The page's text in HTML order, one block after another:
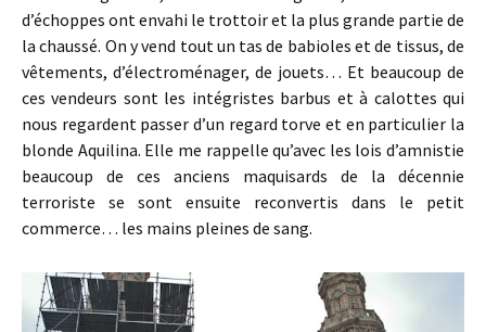
d’échoppes ont envahi le trottoir et la plus grande partie de
la chaussé. On y vend tout un tas de babioles et de tissus, de
vêtements, d’électroménager, de jouets… Et beaucoup de
ces vendeurs sont les intégristes barbus et à calottes qui
nous regardent passer d’un regard torve et en particulier la
blonde Aquilina. Elle me rappelle qu’avec les lois d’amnistie
beaucoup de ces anciens maquisards de la décennie
terroriste se sont ensuite reconvertis dans le petit
commerce… les mains pleines de sang.